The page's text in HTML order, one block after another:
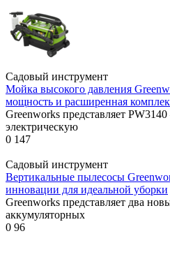
Садовый инструмент
Мойка высокого давления
мощность и расширенная
Greenworks представляет
электрическую
0 147
Садовый инструмент
Вертикальные пылесосы
инновации для идеальной уборки
Greenworks представляет два
аккумуляторных
0 96